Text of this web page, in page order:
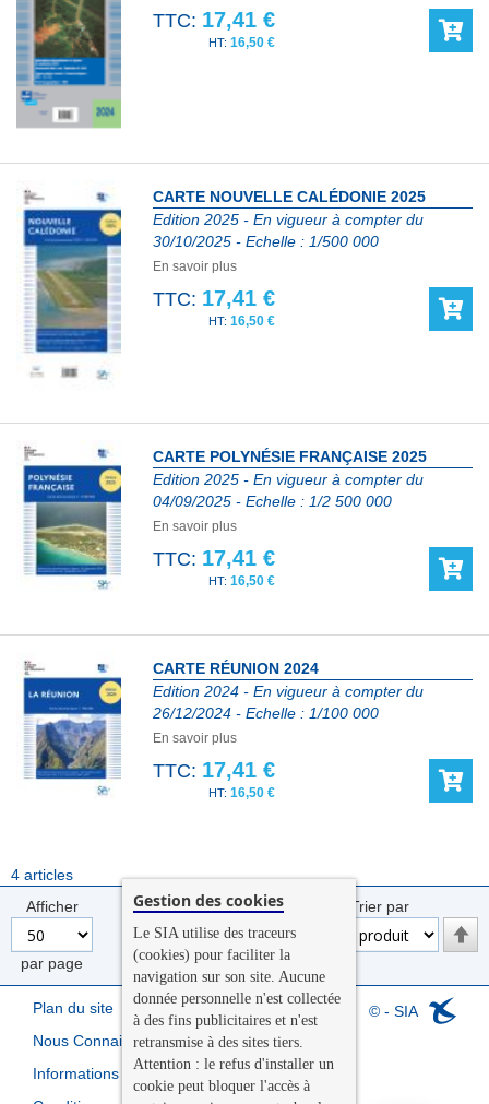
TTC: 17,41 €
16,50 €
CARTE NOUVELLE CALÉDONIE 2025
Edition 2025 - En vigueur à compter du
30/10/2025 - Echelle : 1/500 000
En savoir plus
TTC: 17,41 €
16,50 €
CARTE POLYNÉSIE FRANÇAISE 2025
Edition 2025 - En vigueur à compter du
04/09/2025 - Echelle : 1/2 500 000
En savoir plus
TTC: 17,41 €
16,50 €
CARTE RÉUNION 2024
Edition 2024 - En vigueur à compter du
26/12/2024 - Echelle : 1/100 000
En savoir plus
TTC: 17,41 €
16,50 €
4 articles
Afficher
par page
Trier par
Par
© - SIA
Plan du site
Nous Connaitre
Informations légales
Gestion des cookies
Le SIA utilise des traceurs
(cookies) pour faciliter la
navigation sur son site. Aucune
donnée personnelle n'est collectée
à des fins publicitaires et n'est
retransmise à des sites tiers.
Attention : le refus d'installer un
cookie peut bloquer l'accès à